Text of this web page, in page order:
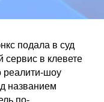
подала в суд
сервис в клевете
реалити-шоу
названием
по-